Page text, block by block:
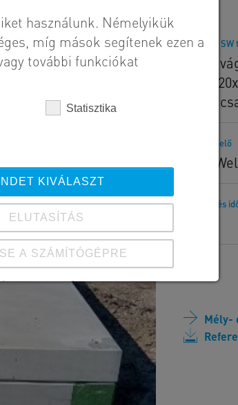
Szállított SW
Ø 300
Ø 180
Megrendelő
Niko
Kivitelezés
Mély-
használunk. Némelyikük
míg mások segítenek ezen a
további funkciókat
Statisztika
KIVÁLASZT
ELUTASÍTÁS
A SZÁMÍTÓGÉPRE
megtekintése
Adatvédelem